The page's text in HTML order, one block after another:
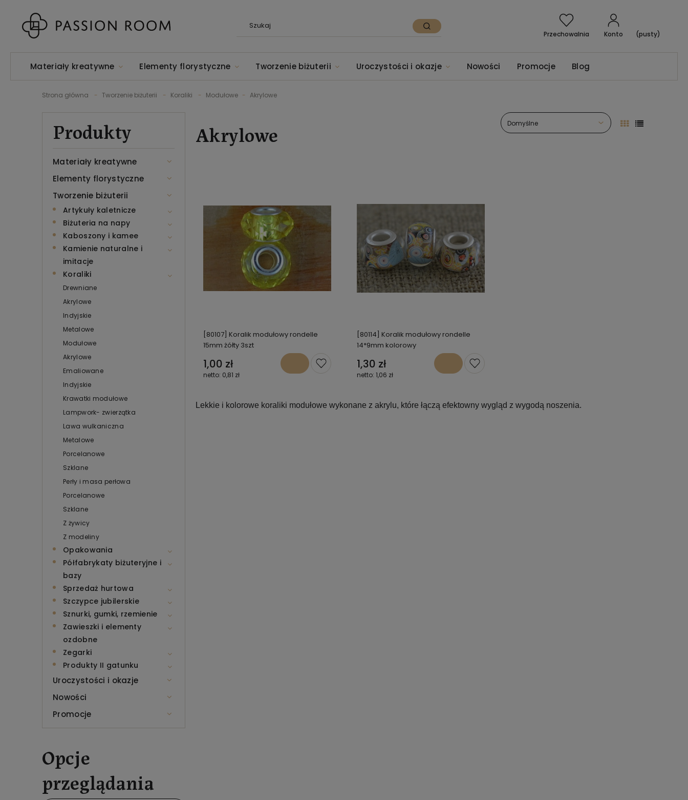
Przechowalnia Konto (pusty)
Materiały kreatywne Elementy florystyczne Tworzenie biżuterii Uroczystości i okazje Nowości Promocje Blog
Strona główna Tworzenie biżuterii Koraliki Modułowe Akrylowe
Produkty
Materiały kreatywne
Elementy florystyczne
Tworzenie biżuterii
Artykuły kaletnicze
Biżuteria na napy
Kaboszony i kamee
Kamienie naturalne i
imitacje
Koraliki
Drewniane
Akrylowe
Indyjskie
Metalowe
Modułowe
Akrylowe
Emaliowane
Indyjskie
Krawatki modułowe
Lampwork- zwierzątka
Lawa wulkaniczna
Metalowe
Porcelanowe
Szklane
Perły i masa perłowa
Porcelanowe
Szklane
Z żywicy
Z modeliny
Opakowania
Półfabrykaty biżuteryjne i
bazy
Sprzedaż hurtowa
Szczypce jubilerskie
Sznurki, gumki, rzemienie
Zawieszki i elementy
ozdobne
Zegarki
Produkty II gatunku
Uroczystości i okazje
Nowości
Promocje
Opcje
przeglądania
Akrylowe
[80107] Koralik modułowy rondelle
15mm żółty 3szt
1,00 zł
0,81 zł
[80114] Koralik modułowy rondelle
14*9mm kolorowy
1,30 zł
1,06 zł
Lekkie i kolorowe koraliki modułowe wykonane z akrylu, które łączą efektowny wygląd z wygodą noszenia.